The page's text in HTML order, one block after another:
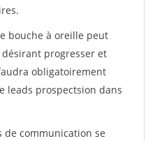
bouche à oreille peut
progresser et
obligatoirement
leads prospectsion dans
de communication se